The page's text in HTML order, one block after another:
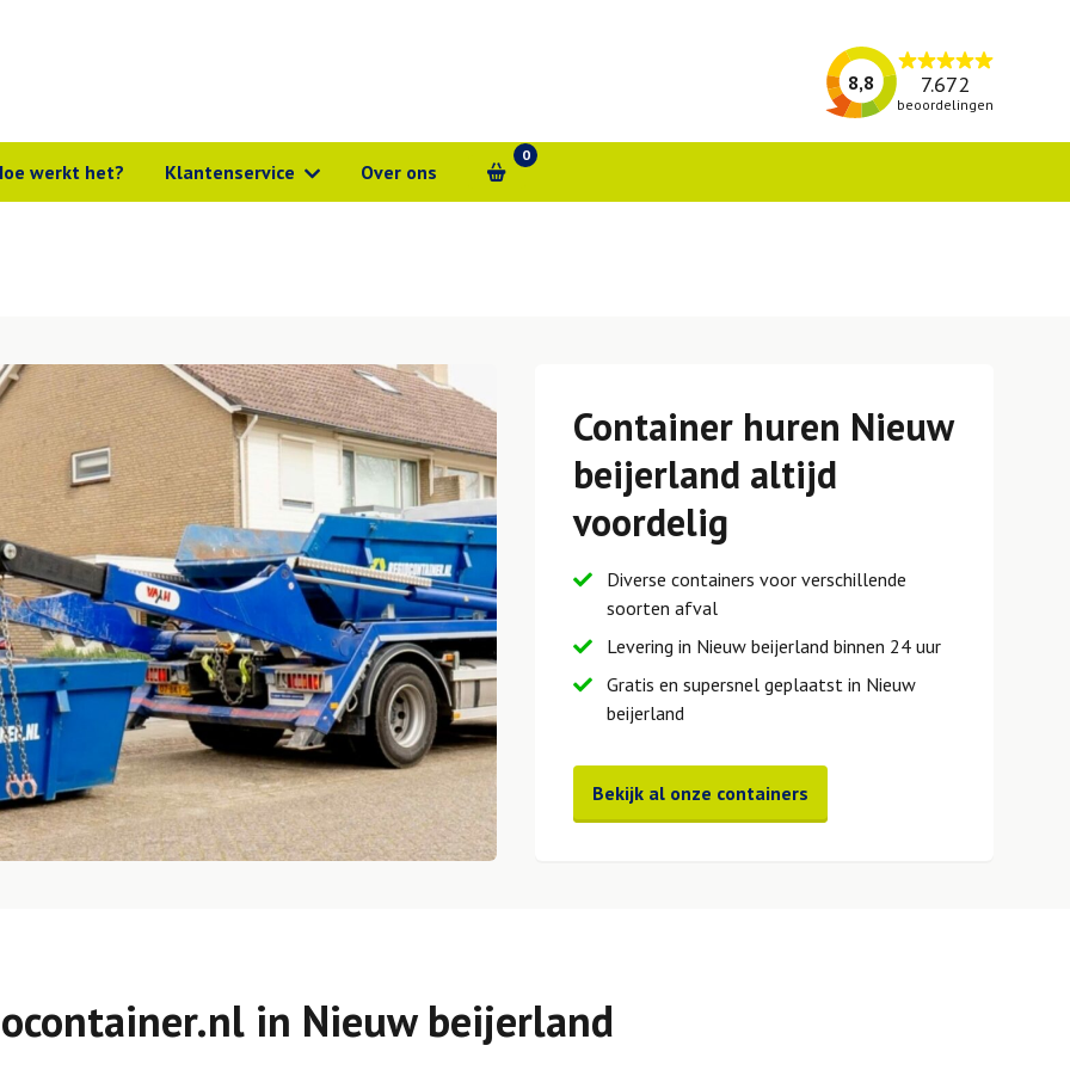
8,8 7.672
beoordelingen
werkt het? Klantenservice Over ons
0
Container huren Nieuw
beijerland altijd
voordelig
Diverse containers voor verschillende
soorten afval
Levering in Nieuw beijerland binnen 24 uur
Gratis en supersnel geplaatst in Nieuw
beijerland
Bekijk al onze containers
in Nieuw beijerland